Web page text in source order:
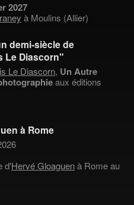
2027
à Moulins (Allier)
demi-siècle de
Le Diascorn"
Le Diascorn, Un Autre
aux éditions
à Rome
d'Hervé Gloaguenà Rome au